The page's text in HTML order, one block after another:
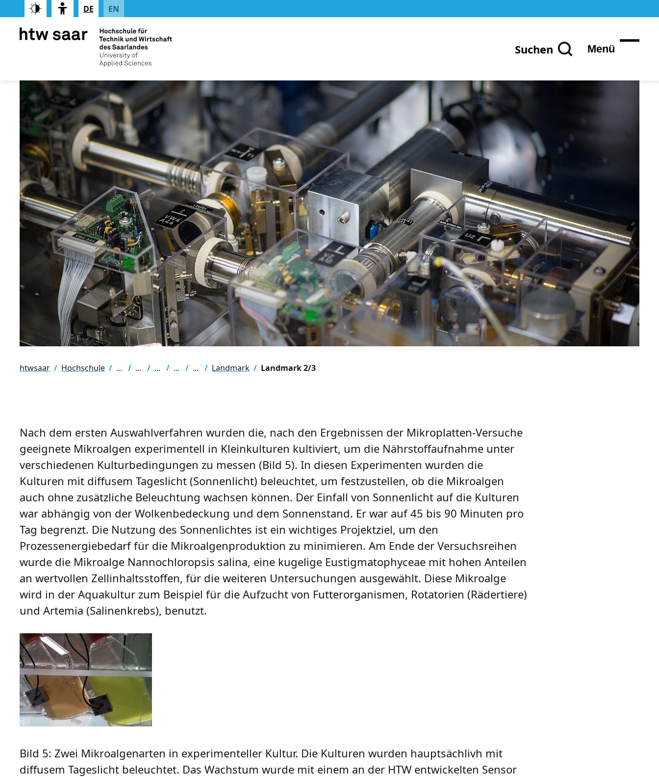
DE EN
Suchen Menü
htwsaar Hochschule Landmark Landmark 2/3
Nach dem ersten Auswahlverfahren wurden die, nach den Ergebnissen der Mikroplatten-Versuche
geeignete Mikroalgen experimentell in Kleinkulturen kultiviert, um die Nährstoffaufnahme unter
verschiedenen Kulturbedingungen zu messen (Bild 5). In diesen Experimenten wurden die
Kulturen mit diffusem Tageslicht (Sonnenlicht) beleuchtet, um festzustellen, ob die Mikroalgen
auch ohne zusätzliche Beleuchtung wachsen können. Der Ein­fall von Sonnenlicht auf die Kulturen
war abhängig von der Wolkenbedeckung und dem Sonnenstand. Er war auf 45 bis 90 Minuten pro
Tag begrenzt. Die Nutzung des Sonnenlichtes ist ein wichtiges Projektziel, um den
Prozessenergiebedarf für die Mikroalgenproduktion zu minimieren. Am Ende der Versuchsreihen
wurde die Mikroalge Nannochloropsis salina, eine kugelige Eustigmatophyceae mit hohen Anteilen
an wertvollen Zellinhaltsstoffen, für die weiteren Untersuchungen ausgewählt. Diese Mikroalge
wird in der Aquakultur zum Beispiel für die Aufzucht von Futterorganismen, Rotatorien (Rädertiere)
und Artemia (Salinenkrebs), benutzt.
Bild 5: Zwei Mikroalgenarten in experimenteller Kultur. Die Kulturen wurden hauptsächlivh mit
diffusem Tageslicht beleuchtet. Das Wachstum wurde mit einem an der HTW entwickelten Sensor